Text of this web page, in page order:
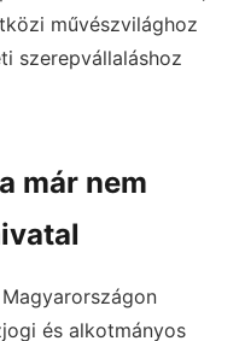
művészvilághoz
szerepvállaláshoz
már nem
és alkotmányos